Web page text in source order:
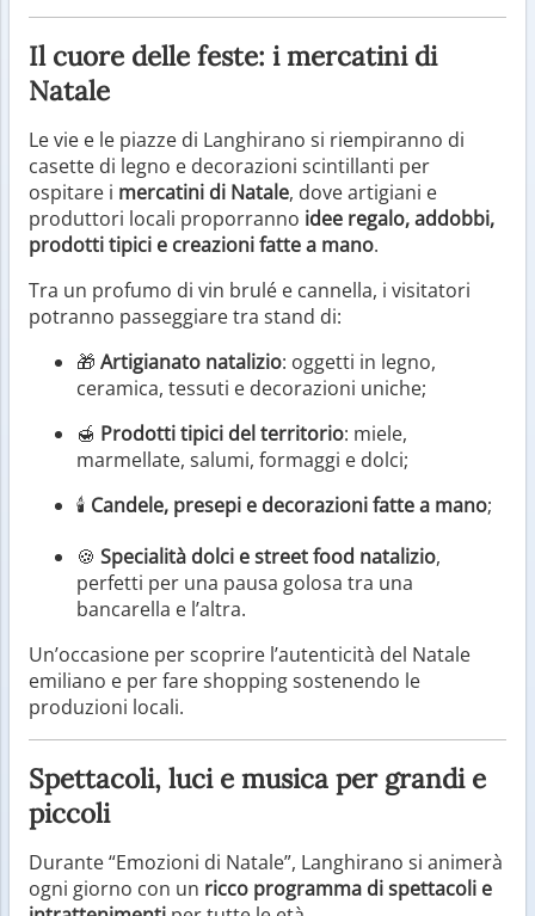
Il cuore delle feste: i mercatini di
Natale
Le vie e le piazze di Langhirano si riempiranno di
casette di legno e decorazioni scintillanti per
ospitare i mercatini di Natale, dove artigiani e
produttori locali proporranno idee regalo, addobbi,
prodotti tipici e creazioni fatte a mano.
Tra un profumo di vin brulé e cannella, i visitatori
potranno passeggiare tra stand di:
🎁 Artigianato natalizio: oggetti in legno,
ceramica, tessuti e decorazioni uniche;
🍯 Prodotti tipici del territorio: miele,
marmellate, salumi, formaggi e dolci;
🕯️ Candele, presepi e decorazioni fatte a mano;
🍪 Specialità dolci e street food natalizio,
perfetti per una pausa golosa tra una
bancarella e l’altra.
Un’occasione per scoprire l’autenticità del Natale
emiliano e per fare shopping sostenendo le
produzioni locali.
Spettacoli, luci e musica per grandi e
piccoli
Durante “Emozioni di Natale”, Langhirano si animerà
ogni giorno con un ricco programma di spettacoli e